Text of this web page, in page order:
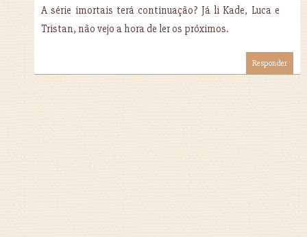
A série imortais terá continuação? Já li Kade, Luca e
Tristan, não vejo a hora de ler os próximos.
Responder